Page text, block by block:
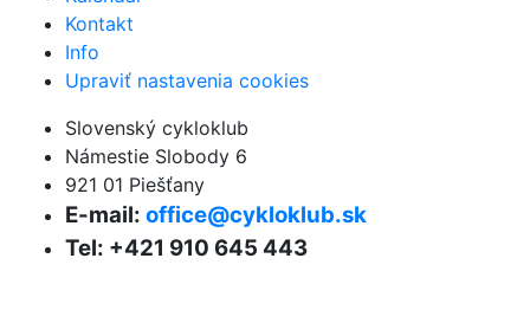
Kontakt
Info
Upraviť nastavenia cookies
Slovenský cykloklub
Námestie Slobody 6
921 01 Piešťany
E-mail: office@cykloklub.sk
Tel: +421 910 645 443